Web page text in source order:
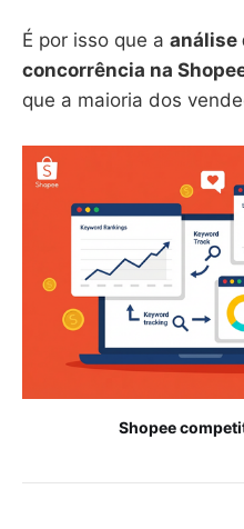
É por isso que a análise
concorrência na
que a maioria dos
Shopee